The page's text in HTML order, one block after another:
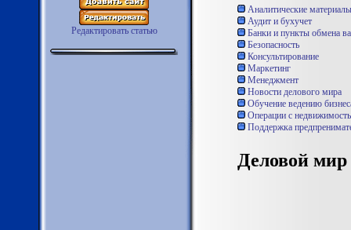
Редактировать статью
Аналитические материалы
Аудит и бухучет
Банки и пункты обмена
Безопасность
Консультирование
Маркетинг
Менеджмент
Новости делового мира
Обучение ведению
Операции с
Поддержка
Деловой